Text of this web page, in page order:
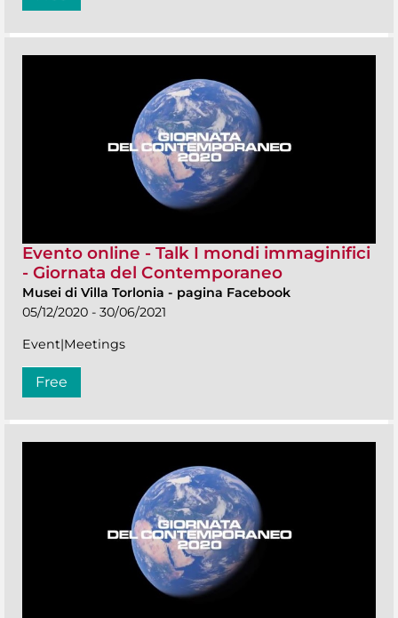
Evento online - Talk I mondi immaginifici
- Giornata del Contemporaneo
Musei di Villa Torlonia - pagina Facebook
05/12/2020 - 30/06/2021
Event|Meetings
Free